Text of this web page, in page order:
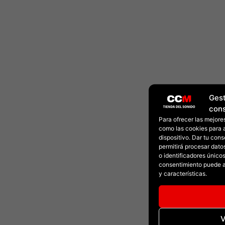
Para ofrecer las
como las cookies para
dispositivo. Dar tu
permitirá procesar
o identificadores
consentimiento puede
y características.